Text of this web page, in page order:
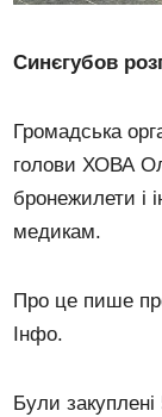
Синєгубов
Громадська
голови ХОВА
бронежилети і
медикам.
Про це пише
Інфо.
Були